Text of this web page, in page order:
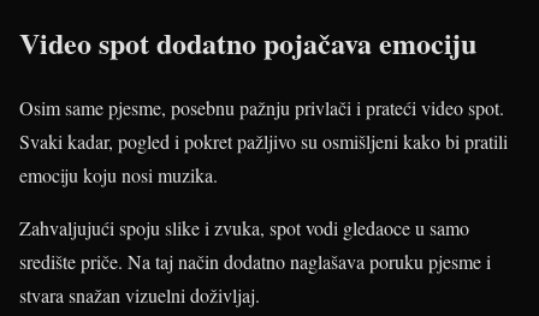
Video spot dodatno pojačava emociju
Osim same pjesme, posebnu pažnju privlači i prateći video spot.
Svaki kadar, pogled i pokret pažljivo su osmišljeni kako bi pratili
emociju koju nosi muzika.
Zahvaljujući spoju slike i zvuka, spot vodi gledaoce u samo
središte priče. Na taj način dodatno naglašava poruku pjesme i
stvara snažan vizuelni doživljaj.